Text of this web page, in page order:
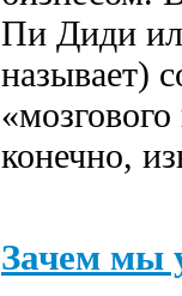
Пи Диди
называет)
конечно,
Зачем мы